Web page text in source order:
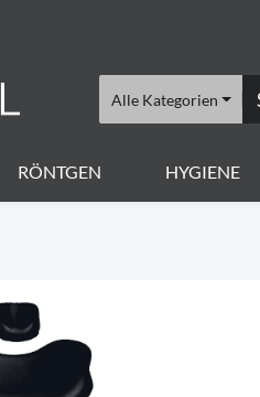
Alle Kategorien
RÖNTGEN HYGIENE